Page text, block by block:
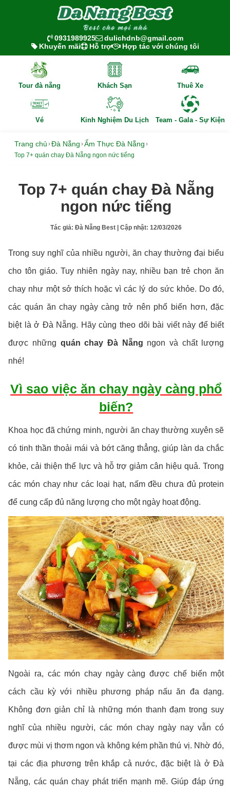
0931989925
dulichdnb@gmail.com
Khuyến mãi
Hỗ trợ Hợp tác với chúng tôi
Tour đà nẵng Khách Sạn Thuê Xe
Vé Kinh Nghiệm Du Lịch Team - Gala - Sự Kiện
Trang chủ ›Đà Nẵng ›Ẩm Thực Đà Nẵng ›
Top 7+ quán chay Đà Nẵng ngon nức tiếng
Top 7+ quán chay Đà Nẵng
ngon nức tiếng
Tác giả:Đà Nẵng Best | Cập nhật:12/03/2026
Trong suy nghĩ của nhiều người, ăn chay thường đại biểu
cho tôn giáo. Tuy nhiên ngày nay, nhiều bạn trẻ chọn ăn
chay như một sở thích hoặc vì các lý do sức khỏe. Do đó,
các quán ăn chay ngày càng trở nên phổ biến hơn, đặc
biệt là ở Đà Nẵng. Hãy cùng theo dõi bài viết này để biết
được những quán chay Đà Nẵng ngon và chất lượng
nhé!
Vì sao việc ăn chay ngày càng phổ
biến?
Khoa học đã chứng minh, người ăn chay thường xuyên sẽ
có tinh thần thoải mái và bớt căng thẳng, giúp làn da chắc
khỏe, cải thiện thể lực và hỗ trợ giảm cân hiệu quả. Trong
các món chay như các loại hạt, nấm đều chưa đủ protein
để cung cấp đủ năng lượng cho một ngày hoạt động.
Ngoài ra, các món chay ngày càng được chế biến một
cách cầu kỳ với nhiều phương pháp nấu ăn đa dạng.
Không đơn giản chỉ là những món thanh đạm trong suy
nghĩ của nhiều người, các món chay ngày nay vẫn có
được mùi vị thơm ngon và không kém phần thú vị. Nhờ đó,
tại các địa phương trên khắp cả nước, đặc biệt là ở Đà
Nẵng, các quán chay phát triển mạnh mẽ. Giúp đáp ứng